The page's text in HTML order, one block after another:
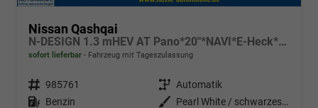
Nissan Qashqai
N-DESIGN 1.3 mHEV AT Pano*20"*NAVI*E-Heck*SHZ*HeadUp*I-Key*E-Sitz*
sofort lieferbar Fahrzeug mit Tageszulassung
Fahrzeugnr. 985761 Getriebe Automatik
Kraftstoff Benzin Außenfarbe
Pearl White / schwarzes Dach